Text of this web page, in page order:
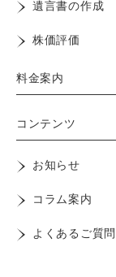
遺言書の作成
株価評価
料金案内
コンテンツ
お知らせ
コラム案内
よくあるご質問